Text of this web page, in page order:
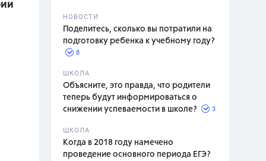
НОВОСТИ
Поделитесь, сколько вы потратили на
подготовку ребенка к учебному году?
8
ШКОЛА
Объясните, это правда, что родители
теперь будут информироваться о
снижении успеваемости в школе?
3
ШКОЛА
Когда в 2018 году намечено
проведение основного периода ЕГЭ?